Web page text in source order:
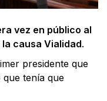
vez en público al
causa Vialidad.
presidente que
tenía que